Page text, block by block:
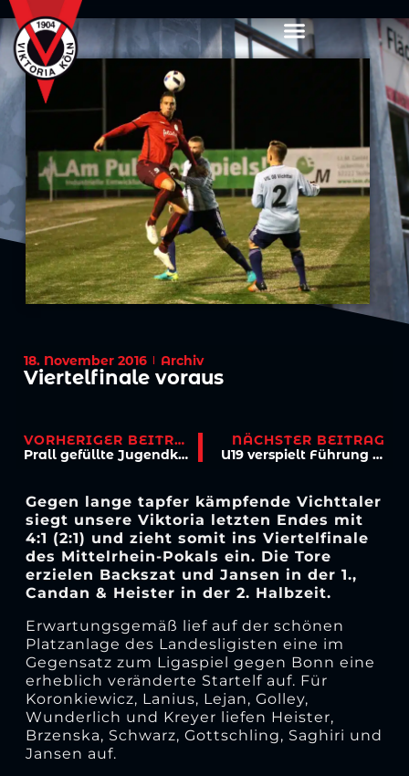
18. November 2016 Archiv
Viertelfinale voraus
VORHERIGER BEITRAG
Prall gefüllte Jugendkasse durch Halbzeit-Spiel von Betten Sauer
NÄCHSTER BEITRAG
U19 verspielt Führung und verliert
Gegen lange tapfer kämpfende Vichttaler
siegt unsere Viktoria letzten Endes mit
4:1 (2:1) und zieht somit ins Viertelfinale
des Mittelrhein-Pokals ein. Die Tore
erzielen Backszat und Jansen in der 1.,
Candan & Heister in der 2. Halbzeit.
Erwartungsgemäß lief auf der schönen
Platzanlage des Landesligisten eine im
Gegensatz zum Ligaspiel gegen Bonn eine
erheblich veränderte Startelf auf. Für
Koronkiewicz, Lanius, Lejan, Golley,
Wunderlich und Kreyer liefen Heister,
Brzenska, Schwarz, Gottschling, Saghiri und
Jansen auf.